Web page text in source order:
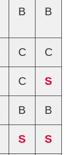
B B
C C
C S
B B
S S